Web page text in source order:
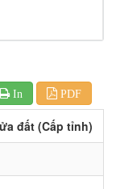
In PDF
đất (Cấp tỉnh)